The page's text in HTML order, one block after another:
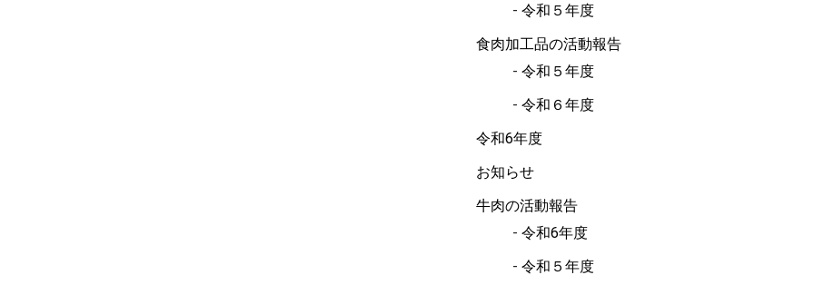
令和５年度
食肉加工品の活動報告
令和５年度
令和６年度
令和6年度
お知らせ
牛肉の活動報告
令和6年度
令和５年度